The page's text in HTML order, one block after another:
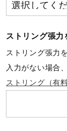
ウォ
ライ
ストリング張力
ストリング張力
入力がない場合
ストリング（有